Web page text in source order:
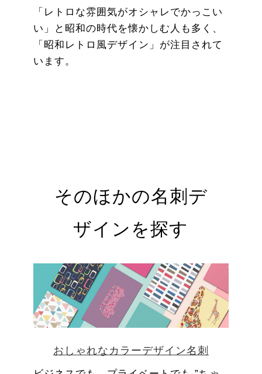
「レトロな雰囲気がオシャレでかっこい
い」と昭和の時代を懐かしむ人も多く、
「昭和レトロ風デザイン」が注目されて
います。
そのほかの名刺デ
ザインを探す
おしゃれなカラーデザイン名刺